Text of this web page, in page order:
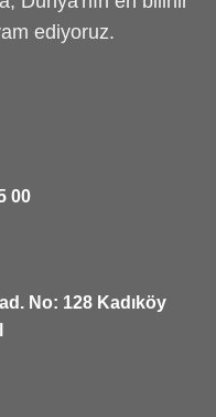
ediyoruz.
00
No: 128 Kadıköy